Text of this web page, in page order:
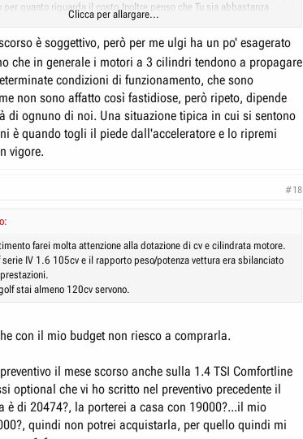
quanto riguarda il costo.Inoltre penso che Tu sia abbastanza
inesperto nella guida, per cui incomincia con un'auto adeguata alle
avrai un po' piu' di esperienza e soldi allora passa
e' molto bella , per un ragazzo e' perfetta.
Clicca per allargare...
che con la Polo ti rifilano il triciclo, cioè quei terribili tricilindrici
un continuo grattìo nel funzionamento che induce istinti
Clicca per allargare...
tricilindrici VW che producono un continuo grattio nel funzionamento",
induce istinti omicidi"?
che si ha quando c'è questo problema?
Polo che uscirà tra giugno-luglio 2009 l'avranno tolto questo problema
Clicca per allargare...
è soggettivo, però per me ulgi ha un po' esagerato
che in generale i motori a 3 cilindri tendono a propagare
condizioni di funzionamento, che sono
non sono affatto così fastidiose, però ripeto, dipende
di ognuno di noi. Una situazione tipica in cui si sentono
è quando togli il piede dall'acceleratore e lo ripremi
vigore.
#18
farei molta attenzione alla dotazione di cv e cilindrata motore.
serie IV 1.6 105cv e il rapporto peso/potenza vettura era sbilanciato
stai almeno 120cv servono.
con il mio budget non riesco a comprarla.
il mese scorso anche sulla 1.4 TSI Comfortline
optional che vi ho scritto nel preventivo precedente il
è di 20474?, la porterei a casa con 19000?...il mio
quindi non potrei acquistarla, per quello quindi mi